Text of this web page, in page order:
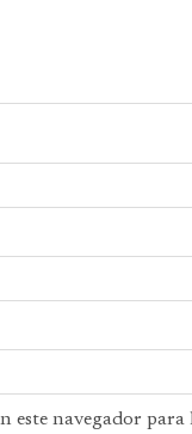
este navegador para